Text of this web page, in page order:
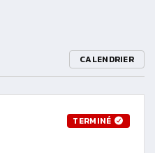
CALENDRIER
TERMINÉ